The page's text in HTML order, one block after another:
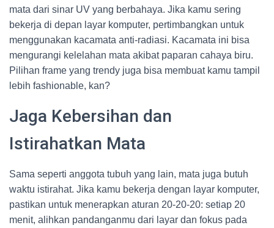
mata dari sinar UV yang berbahaya. Jika kamu sering
bekerja di depan layar komputer, pertimbangkan untuk
menggunakan kacamata anti-radiasi. Kacamata ini bisa
mengurangi kelelahan mata akibat paparan cahaya biru.
Pilihan frame yang trendy juga bisa membuat kamu tampil
lebih fashionable, kan?
Jaga Kebersihan dan
Istirahatkan Mata
Sama seperti anggota tubuh yang lain, mata juga butuh
waktu istirahat. Jika kamu bekerja dengan layar komputer,
pastikan untuk menerapkan aturan 20-20-20: setiap 20
menit, alihkan pandanganmu dari layar dan fokus pada